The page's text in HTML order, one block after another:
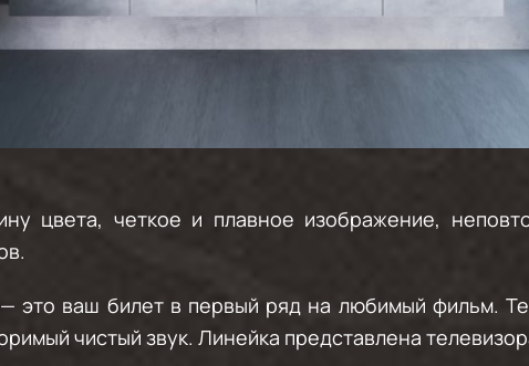
цвета, четкое и плавное изображение,
ваш билет в первый ряд на любимый фильм.
чистый звук. Линейка представлена